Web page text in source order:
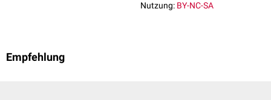
Nutzung: BY-NC-SA
Empfehlung